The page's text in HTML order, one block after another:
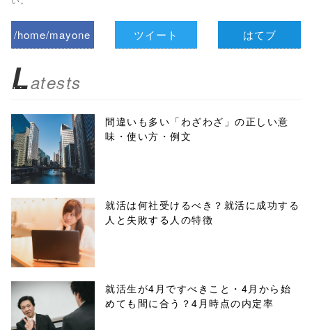
/home/mayone
biz.jp/public_ht
ml/wp-
content/themes
/tapbiz_theme/
parts/sns-
buttons.php on
line10
/1045802"
onclick="windo
ツイート はてブ
Latests
間違いも多い「わざわざ」の正しい意
味・使い方・例文
就活は何社受けるべき？就活に成功する
人と失敗する人の特徴
就活生が4月ですべきこと・4月から始
めても間に合う？4月時点の内定率